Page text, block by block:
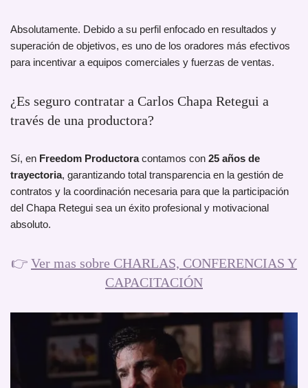
Absolutamente. Debido a su perfil enfocado en resultados y
superación de objetivos, es uno de los oradores más efectivos
para incentivar a equipos comerciales y fuerzas de ventas.
¿Es seguro contratar a Carlos Chapa Retegui a
través de una productora?
Sí, en Freedom Productoracontamos con 25 años de
trayectoria, garantizando total transparencia en la gestión de
contratos y la coordinación necesaria para que la participación
del Chapa Retegui sea un éxito profesional y motivacional
absoluto.
👉 Ver mas sobre CHARLAS, CONFERENCIAS Y
CAPACITACIÓN